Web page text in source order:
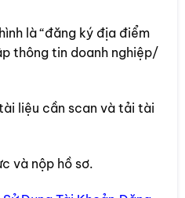
là “đăng ký địa điểm
thông tin doanh nghiệp/
liệu cần scan và tải tài
và nộp hồ sơ.